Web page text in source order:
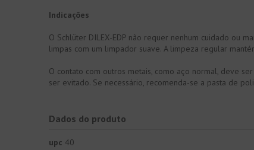
Indicações
O Schlüter DILEX-EDP não requer nenhum cuidado ou
limpas com um limpador suave. A limpeza regular
O contato com outros metais, como aço normal, deve
ser evitado. Se necessário, recomenda-se a pasta de
Dados do produto
upc 40